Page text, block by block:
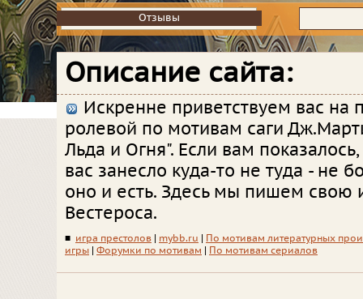
Отзывы
Отзывы
Описание сайта:
Искренне приветствуем вас на
ролевой по мотивам саги
Льда и Огня". Если вам
вас занесло куда-то не туда - не
оно и есть. Здесь мы пишем свою
Вестероса.
■ игра престолов mybb.ru
По мотивам литературных
игры
Форумки по мотивам По мотивам сериалов